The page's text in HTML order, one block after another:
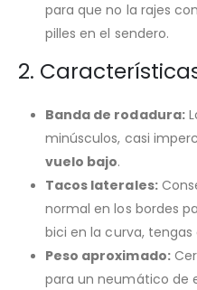
para que no la rajes
pilles en el sendero.
2.
Banda de rodadura:
minúsculos, casi
vuelo bajo.
Tacos laterales:
normal en los bordes
bici en la curva,
Peso aproximado:
para un neumático de